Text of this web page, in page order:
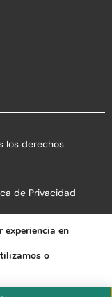
los derechos
de Privacidad
de Cookies
experiencia en
o